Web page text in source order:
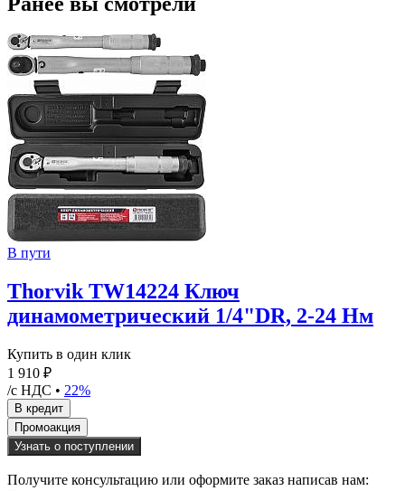
В пути
Thorvik TW14224 Ключ
динамометрический 1/4"DR, 2-24 Нм
Купить в один клик
1 910 ₽
/с НДС • 22%
Узнать о поступлении
Получите консультацию или оформите заказ написав нам: